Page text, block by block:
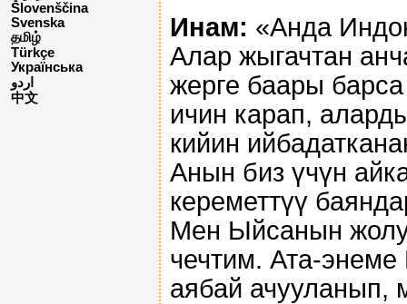
Slovenščina
Svenska
தமிழ்
Türkçe
Українська
اردو
中文
Инам: «Анда
Алар жыгачтан
жерге баары
ичин карап,
кийин
Анын биз үчүн
кереметтүү
Мен Ыйсанын
чечтим. Ата-
аябай ачууланып,